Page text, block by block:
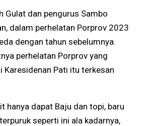
Gulat dan pengurus Sambo
dalam perhelatan Porprov 2023
dengan tahun sebelumnya.
perhelatan Porprov yang
Karesidenan Pati itu terkesan
hanya dapat Baju dan topi, baru
seperti ini ala kadarnya,